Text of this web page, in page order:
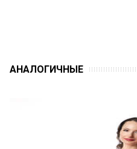
АНАЛОГИЧНЫЕ